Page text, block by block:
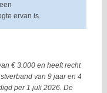
ervan is.
€ 3.000 en heeft recht
van 9 jaar en 4
per 1 juli 2026. De